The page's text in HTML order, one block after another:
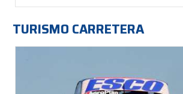
TURISMO CARRETERA